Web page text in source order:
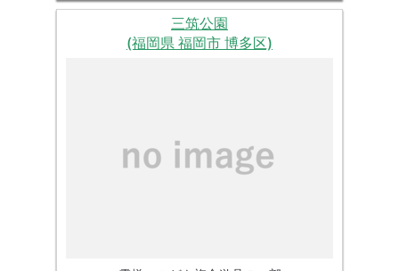
三筑公園
(福岡県 福岡市 博多区)